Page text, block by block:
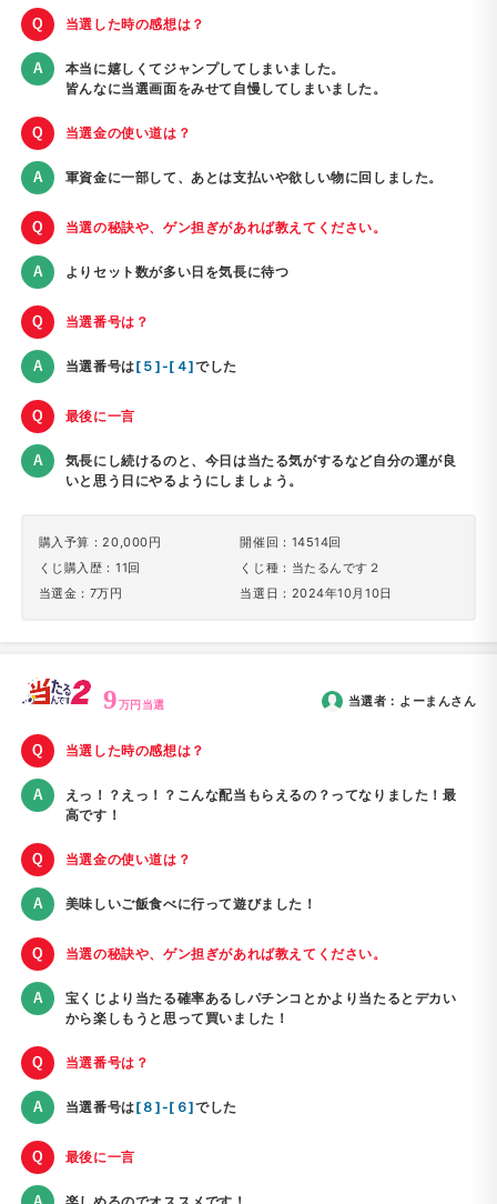
当選した時の感想は？
本当に嬉しくてジャンプしてしまいました。
皆んなに当選画面をみせて自慢してしまいました。
当選金の使い道は？
軍資金に一部して、あとは支払いや欲しい物に回しました。
当選の秘訣や、ゲン担ぎがあれば教えてください。
よりセット数が多い日を気長に待つ
当選番号は？
当選番号は[５]-[４]でした
最後に一言
気長にし続けるのと、今日は当たる気がするなど自分の運が良
いと思う日にやるようにしましょう。
購入予算：20,000円
くじ購入歴：11回
当選金：7万円
開催回：14514回
くじ種：当たるんです２
当選日：2024年10月10日
9万円当選 当選者： よーまんさん
当選した時の感想は？
えっ！？えっ！？こんな配当もらえるの？ってなりました！最
高です！
当選金の使い道は？
美味しいご飯食べに行って遊びました！
当選の秘訣や、ゲン担ぎがあれば教えてください。
宝くじより当たる確率あるしパチンコとかより当たるとデカい
から楽しもうと思って買いました！
当選番号は？
当選番号は[８]-[６]でした
最後に一言